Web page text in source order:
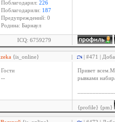
Поблагодарил: 226
Поблагодарили: 187
Предупреждений: 0
Родина: Барнаул
ICQ: 6759279
zeka {is_online} | | #471 |
Гости
--
Привет
рывками
{profile} {pm}